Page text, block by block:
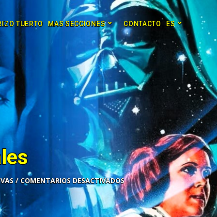
TUERTO MAS SECCIONES CONTACTO ES
COMENTARIOS DESACTIVADOS
2x
1.5x
1.25x